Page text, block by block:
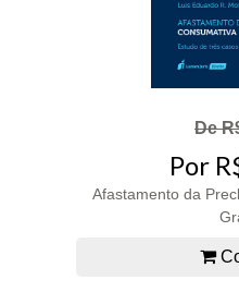
De
Por
Afastamento da